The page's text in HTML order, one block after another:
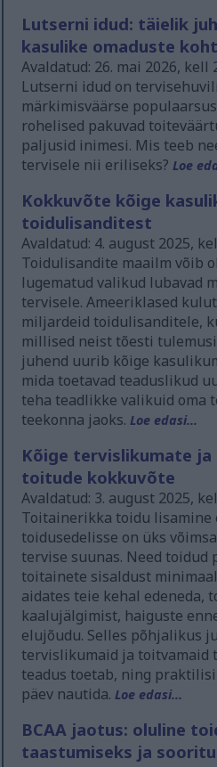
Lutserni idud: täielik
kasulike omaduste
Avaldatud: 26. mai 2026, kell
Lutserni idud on
märkimisväärse
rohelised pakuvad
paljusid inimesi. Mis teeb
tervisele nii eriliseks?Loe
Kokkuvõte kõige
toidulisanditest
Avaldatud: 4. august 2025,
Toidulisandite maailm võib
lugematud valikud lubavad
tervisele. Ameeriklased
miljardeid toidulisanditele,
millised neist tõesti
juhend uurib kõige
mida toetavad teaduslikud
teha teadlikke valikuid oma
teekonna jaoks.Loe edasi...
Kõige tervislikumate
toitude kokkuvõte
Avaldatud: 3. august 2025,
Toitainerikka toidu lisamine
toidusedelisse on üks
tervise suunas. Need toidud
toitainete sisaldust
aidates teie kehal edeneda,
kaalujälgimist, haiguste
elujõudu. Selles põhjalikus
tervislikumaid ja toitvamaid
teadus toetab, ning
päev nautida.Loe edasi...
BCAA jaotus: oluline
taastumiseks ja